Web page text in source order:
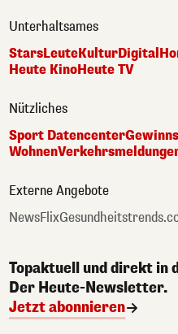
Unterhaltsames
StarsLeuteKulturDigital
Heute KinoHeute TV
Nützliches
Sport Datencenter
Wohnen
Externe Angebote
NewsFlix
Topaktuell und direkt in
Der Heute-Newsletter.
Jetzt abonnieren